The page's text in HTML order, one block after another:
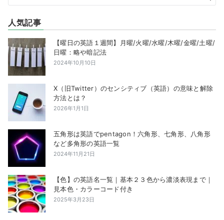
人気記事
【曜日の英語１週間】月曜/火曜/水曜/木曜/金曜/土曜/
日曜：略や暗記法
2024年10月10日
X（旧Twitter）のセンシティブ（英語）の意味と解除
方法とは？
2026年1月1日
五角形は英語でpentagon！六角形、七角形、八角形
など多角形の英語一覧
2024年11月21日
【色】の英語名一覧｜基本２３色から濃淡表現まで｜
見本色・カラーコード付き
2025年3月23日